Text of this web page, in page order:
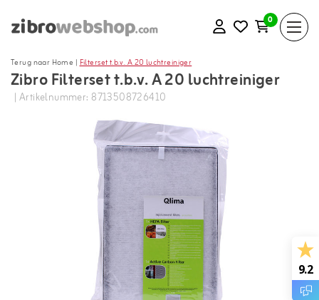
0
Terug naar Home |Filterset t.b.v. A 20 luchtreiniger
Zibro Filterset t.b.v. A 20 luchtreiniger
| Artikelnummer: 8713508726410
9.2